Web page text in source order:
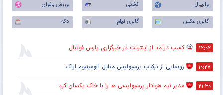
والیبال
کشتی
ورزش بانوان
گالری عکس
گالری فیلم دکه
۱۲:۰۲ کسب درآمد از اینترنت در خبرگزاری پارس فوتبال
۱۰:۲۷ رونمایی از ترکیب پرسپولیس‌ مقابل آلومینیوم اراک
۲۱:۳۰ مدیر تیم هوادار پرسپولیسی ها را با خاک یکسان کرد